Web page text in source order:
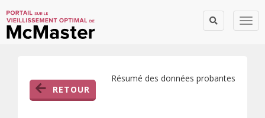
RETOUR
Résumé des données probantes